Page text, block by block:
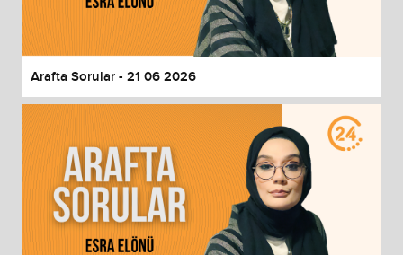
Arafta Sorular - 21 06 2026